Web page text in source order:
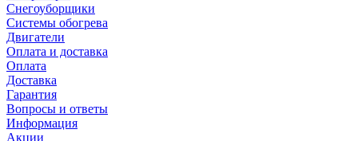
Снегоуборщики
Системы обогрева
Двигатели
Оплата и доставка
Оплата
Доставка
Гарантия
Вопросы и ответы
Информация
Акции